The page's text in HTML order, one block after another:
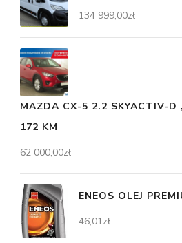
134 999,00zł
MAZDA CX-5 2.2 SKYACTIV-D
172 KM
62 000,00zł
ENEOS OLEJ
46,01zł